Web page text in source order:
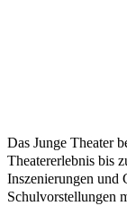
Das Junge Theater
Theatererlebnis bis
Inszenierungen und
Schulvorstellungen